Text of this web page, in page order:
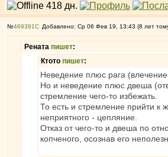
№469391 Добавлено: Ср 06 Фев 19, 13:43 (8 лет
Рената пишет:
Ктото пишет:
Неведение плюс рага
Но и неведение плюс двеша
стремление чего-то избежать.
То есть и стремление прийти к
неприятного - цепляние.
Отказ от чего-то и двеша по
копченого, осознав его